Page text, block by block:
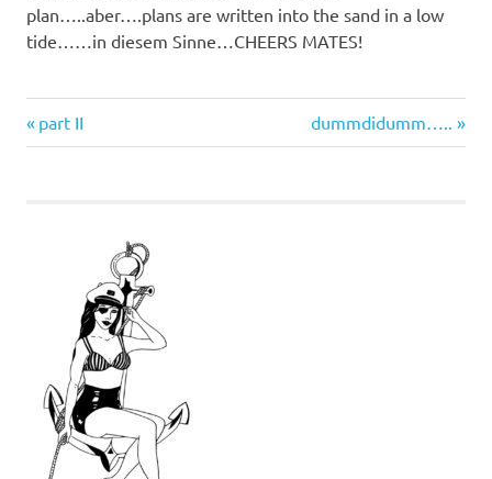
plan…..aber….plans are written into the sand in a low
tide……in diesem Sinne…CHEERS MATES!
Beitragsnavigation
Vorheriger
Beitrag:
part II
Nächster
Beitrag:
dummdidumm…..